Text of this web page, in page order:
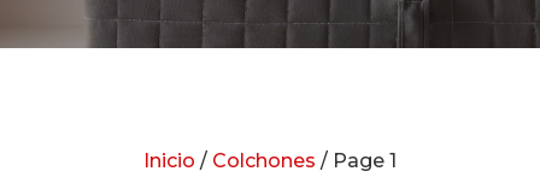
Inicio / Colchones / Page 1